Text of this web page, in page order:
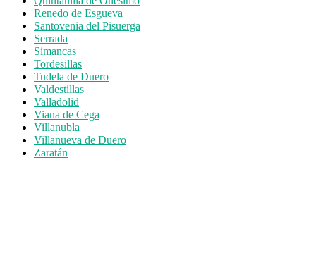
Renedo de Esgueva
Santovenia del Pisuerga
Serrada
Simancas
Tordesillas
Tudela de Duero
Valdestillas
Valladolid
Viana de Cega
Villanubla
Villanueva de Duero
Zaratán